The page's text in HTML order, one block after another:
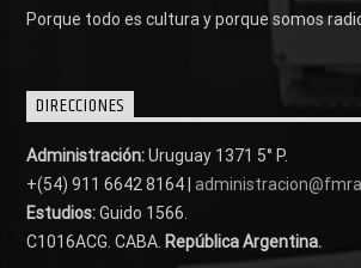
Porque todo es cultura y porque somos
DIRECCIONES
Administración:Uruguay 1371 5° P.
+(54) 911 6642 8164 |
Estudios:Guido 1566.
C1016ACG . CABA. República Argentina.